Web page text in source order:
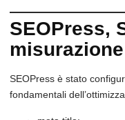
SEOPress,
SEOPress è stato
fondamentali